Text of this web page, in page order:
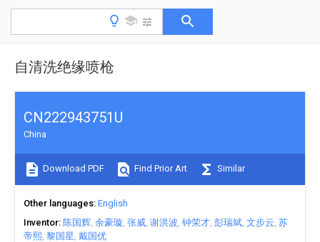
自清洗绝缘喷枪
CN222943751U
China
Download PDF Find Prior Art Similar
Other languages English
Inventor 陈国辉 余豪璇 张威 谢洪波 钟荣才 彭瑞斌 文步云 苏
帝熙 黎国星 戴国优